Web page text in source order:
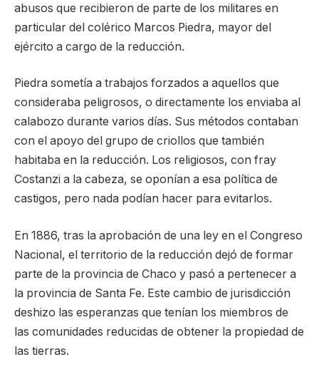
abusos que recibieron de parte de los militares en
particular del colérico Marcos Piedra, mayor del
ejército a cargo de la reducción.
Piedra sometía a trabajos forzados a aquellos que
consideraba peligrosos, o directamente los enviaba al
calabozo durante varios días. Sus métodos contaban
con el apoyo del grupo de criollos que también
habitaba en la reducción. Los religiosos, con fray
Costanzi a la cabeza, se oponían a esa política de
castigos, pero nada podían hacer para evitarlos.
En 1886, tras la aprobación de una ley en el Congreso
Nacional, el territorio de la reducción dejó de formar
parte de la provincia de Chaco y pasó a pertenecer a
la provincia de Santa Fe. Este cambio de jurisdicción
deshizo las esperanzas que tenían los miembros de
las comunidades reducidas de obtener la propiedad de
las tierras.